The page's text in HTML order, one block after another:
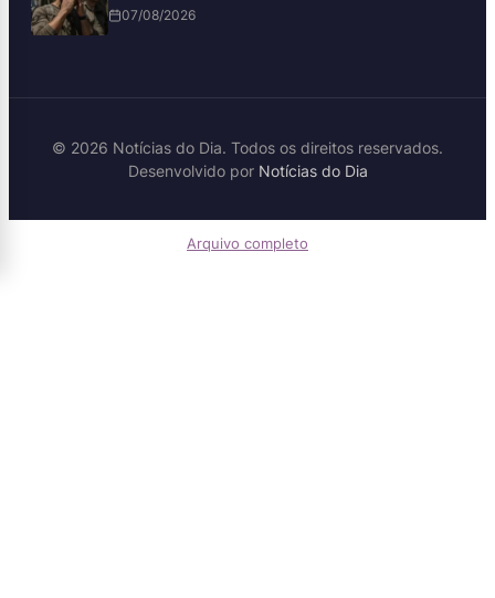
07/08/2026
© 2026 Notícias do Dia. Todos os direitos reservados.
Desenvolvido por Notícias do Dia
Arquivo completo